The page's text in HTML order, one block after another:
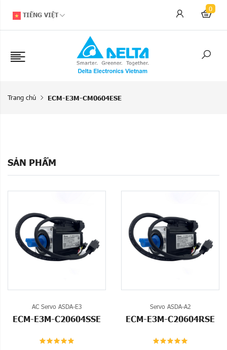
TIẾNG VIỆT
0
Trang chủ ECM-E3M-CM0604ESE
SẢN PHẨM
AC Servo ASDA-E3
ECM-E3M-C20604SSE
Servo ASDA-A2
ECM-E3M-C20604RSE